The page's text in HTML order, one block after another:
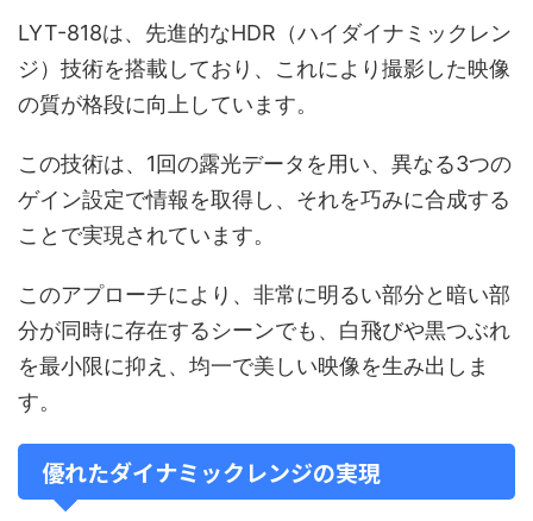
LYT-818は、先進的なHDR（ハイダイナミックレン
ジ）技術を搭載しており、これにより撮影した映像
の質が格段に向上しています。
この技術は、1回の露光データを用い、異なる3つの
ゲイン設定で情報を取得し、それを巧みに合成する
ことで実現されています。
このアプローチにより、非常に明るい部分と暗い部
分が同時に存在するシーンでも、白飛びや黒つぶれ
を最小限に抑え、均一で美しい映像を生み出しま
す。
優れたダイナミックレンジの実現